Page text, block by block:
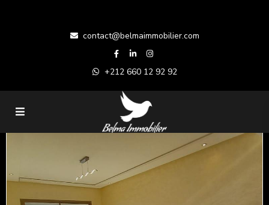
contact@belmaimmobilier.com
+212 660 12 92 92